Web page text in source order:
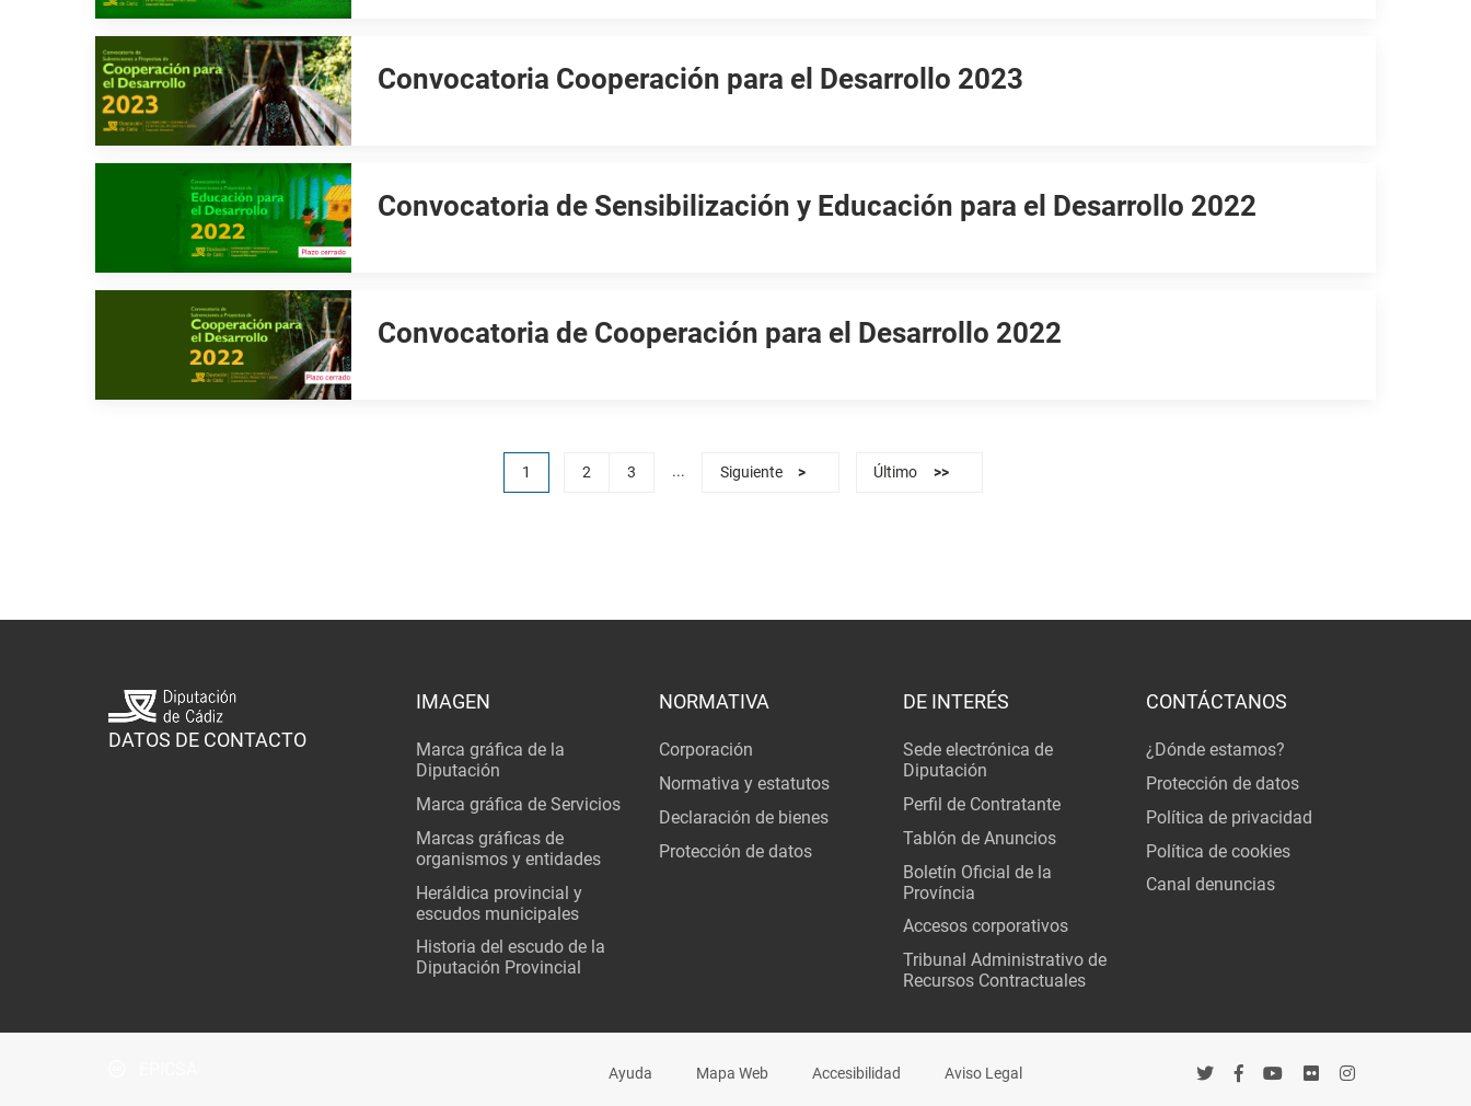
Convocatoria Cooperación para el Desarrollo 2023
Convocatoria de Sensibilización y Educación para el Desarrollo 2022
Convocatoria de Cooperación para el Desarrollo 2022
1 2 3 ... Siguiente > Último >>
DATOS DE CONTACTO
IMAGEN
Marca gráfica de la
Diputación
Marca gráfica de Servicios
Marcas gráficas de
organismos y entidades
Heráldica provincial y
escudos municipales
Historia del escudo de la
Diputación Provincial
NORMATIVA
Corporación
Normativa y estatutos
Declaración de bienes
Protección de datos
DE INTERÉS
Sede electrónica de
Diputación
Perfil de Contratante
Tablón de Anuncios
Boletín Oficial de la
Província
Accesos corporativos
Tribunal Administrativo de
Recursos Contractuales
CONTÁCTANOS
¿Dónde estamos?
Protección de datos
Política de privacidad
Política de cookies
Canal denuncias
Ayuda Mapa Web Accesibilidad Aviso Legal